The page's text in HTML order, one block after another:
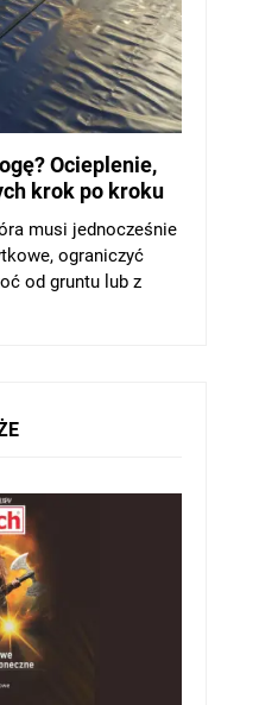
Ocieplenie,
krok po kroku
musi jednocześnie
ograniczyć
od gruntu lub z